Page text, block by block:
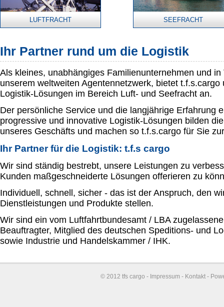
LUFTFRACHT SEEFRACHT
Ihr Partner rund um die Logistik
Als kleines, unabhängiges Familienunternehmen und in
unserem weltweiten Agentennetzwerk, bietet t.f.s.cargo
Logistik-Lösungen im Bereich Luft- und Seefracht an.
Der persönliche Service und die langjährige Erfahrung
progressive und innovative Logistik-Lösungen bilden
unseres Geschäfts und machen so t.f.s.cargo für Sie
Ihr Partner für die Logistik: t.f.s cargo
Wir sind ständig bestrebt, unsere Leistungen zu
Kunden maßgeschneiderte Lösungen offerieren zu
Individuell, schnell, sicher - das ist der Anspruch, den
Dienstleistungen und Produkte stellen.
Wir sind ein vom Luftfahrtbundesamt / LBA
Beauftragter, Mitglied des deutschen Speditions- und
sowie Industrie und Handelskammer / IHK.
© 2012 tfs cargo - Impressum - Kontakt -